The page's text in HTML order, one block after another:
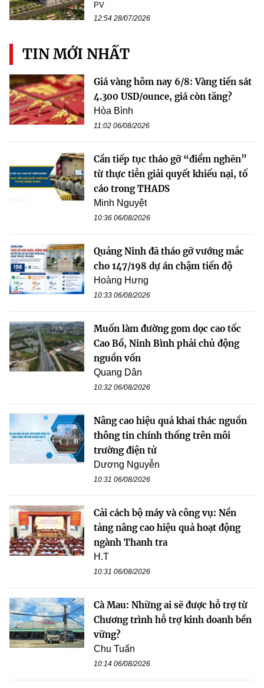
PV
12:54 28/07/2026
TIN MỚI NHẤT
Giá vàng hôm nay 6/8: Vàng tiến sát
4.300 USD/ounce, giá còn tăng?
Hòa Bình
11:02 06/08/2026
Cần tiếp tục tháo gỡ “điểm nghẽn”
từ thực tiễn giải quyết khiếu nại, tố
cáo trong THADS
Minh Nguyệt
10:36 06/08/2026
Quảng Ninh đã tháo gỡ vướng mắc
cho 147/198 dự án chậm tiến độ
Hoàng Hưng
10:33 06/08/2026
Muốn làm đường gom dọc cao tốc
Cao Bồ, Ninh Bình phải chủ động
nguồn vốn
Quang Dân
10:32 06/08/2026
Nâng cao hiệu quả khai thác nguồn
thông tin chính thống trên môi
trường điện tử
Dương Nguyễn
10:31 06/08/2026
Cải cách bộ máy và công vụ: Nền
tảng nâng cao hiệu quả hoạt động
ngành Thanh tra
H.T
10:31 06/08/2026
Cà Mau: Những ai sẽ được hỗ trợ từ
Chương trình hỗ trợ kinh doanh bền
vững?
Chu Tuấn
10:14 06/08/2026